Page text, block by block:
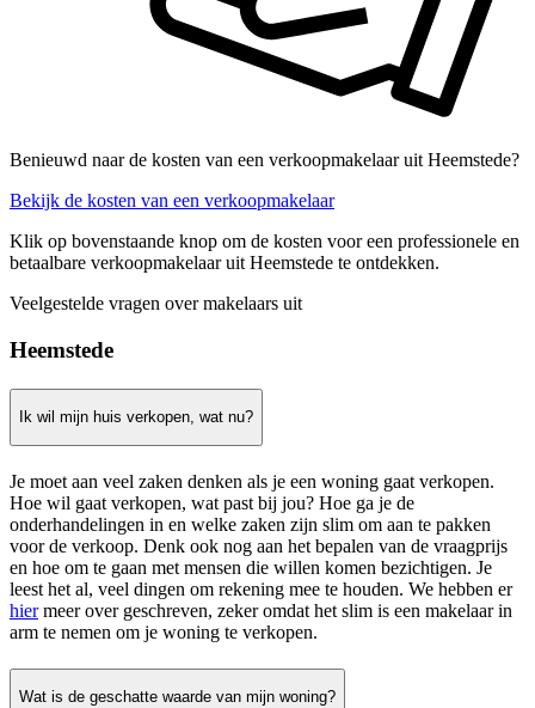
Benieuwd naar de kosten van een verkoopmakelaar uit Heemstede?
Bekijk de kosten van een verkoopmakelaar
Klik op bovenstaande knop om de kosten voor een professionele en
betaalbare verkoopmakelaar uit Heemstede te ontdekken.
Veelgestelde vragen over makelaars uit
Heemstede
Ik wil mijn huis verkopen, wat nu?
Je moet aan veel zaken denken als je een woning gaat verkopen.
Hoe wil gaat verkopen, wat past bij jou? Hoe ga je de
onderhandelingen in en welke zaken zijn slim om aan te pakken
voor de verkoop. Denk ook nog aan het bepalen van de vraagprijs
en hoe om te gaan met mensen die willen komen bezichtigen. Je
leest het al, veel dingen om rekening mee te houden. We hebben er
hiermeer over geschreven, zeker omdat het slim is een makelaar in
arm te nemen om je woning te verkopen.
Wat is de geschatte waarde van mijn woning?